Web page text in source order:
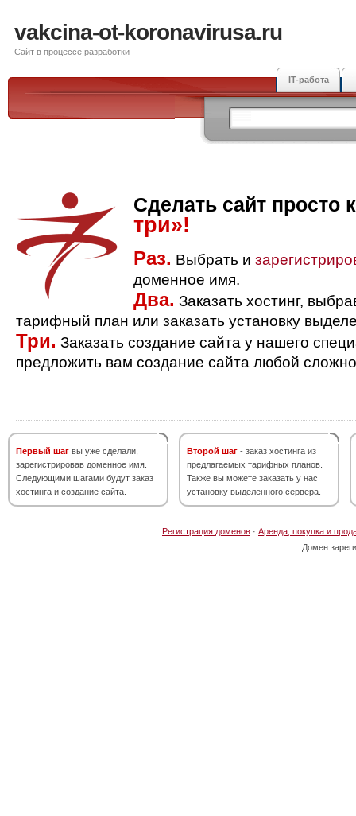
vakcina-ot-koronavirusa.ru
Сайт в процессе разработки
IT-работа
Сделать сайт просто
три»!
Раз. Выбрать и
доменное имя.
Два. Заказать хостинг,
тарифный план или заказать установку
Три. Заказать создание сайта у нашего
предложить вам создание сайта любой
Первый шаг вы уже сделали,
зарегистрировав доменное имя.
Следующими шагами будут заказ
хостинга и создание сайта.
Второй шаг - заказ хостинга из
предлагаемых тарифных планов.
Также вы можете заказать у нас
установку выделенного сервера.
Регистрация доменов · Аренда, покупка и
Домен